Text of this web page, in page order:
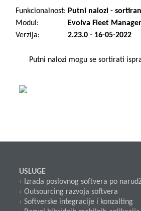
Funkcionalnost: Putni nalozi -
Modul:
Evolva Fleet
Verzija:
2.23.0 - 16-05-2022
Putni nalozi mogu se sortirati
USLUGE
Izrada poslovnog softvera po
Outsourcing razvoja softvera
Softverske integracije i konzalting